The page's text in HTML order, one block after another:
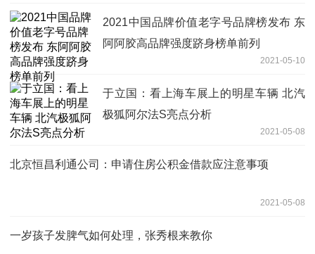
2021中国品牌价值老字号品牌榜发布 东
阿阿胶高品牌强度跻身榜单前列
2021-05-10
于立国：看上海车展上的明星车辆 北汽
极狐阿尔法S亮点分析
2021-05-08
北京恒昌利通公司：申请住房公积金借款应注意事项
2021-05-08
一岁孩子发脾气如何处理，张秀根来教你